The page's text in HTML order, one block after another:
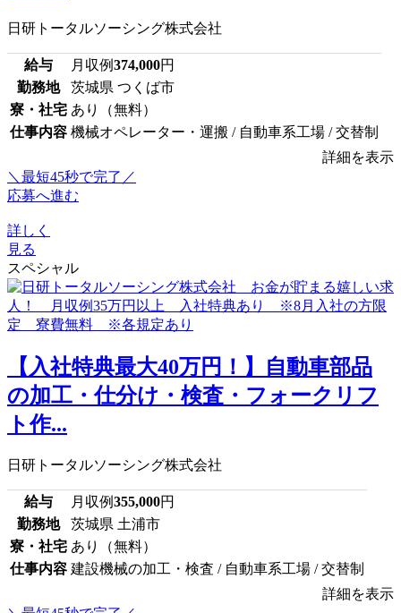
日研トータルソーシング株式会社
給与 月収例374,000円
勤務地
茨城県 つくば市
寮・社宅 あり（無料）
仕事内容 機械オペレーター・運搬 / 自動車系工場 / 交替制
詳細を表示
＼最短45秒で完了／
応募へ進む
詳しく
見る
スペシャル
【入社特典最大40万円！】自動車部品
の加工・仕分け・検査・フォークリフ
ト作...
日研トータルソーシング株式会社
給与 月収例355,000円
勤務地
茨城県 土浦市
寮・社宅 あり（無料）
仕事内容 建設機械の加工・検査 / 自動車系工場 / 交替制
詳細を表示